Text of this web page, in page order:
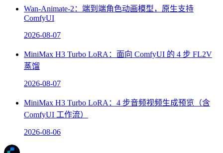
Wan-Animate-2：端到端角色动画模型，原生支持
ComfyUI
2026-08-07
MiniMax H3 Turbo LoRA：面向 ComfyUI 的 4 步 FL2V
蒸馏
2026-08-07
MiniMax H3 Turbo LoRA：4 步音频视频生成预览（含
ComfyUI 工作流）
2026-08-06